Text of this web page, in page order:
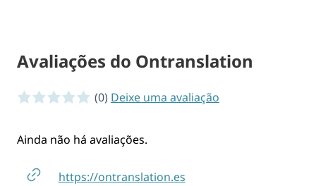
Avaliações do Ontranslation
0 of 5 stars
(0) Deixe uma avaliação
Ainda não há avaliações.
https://ontranslation.es